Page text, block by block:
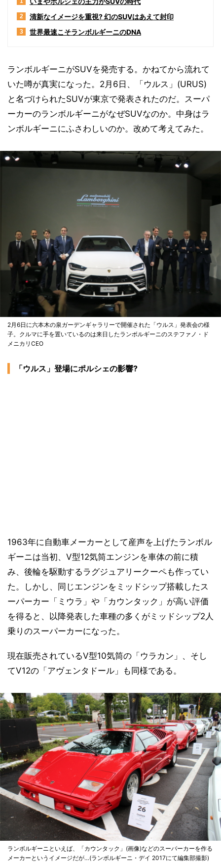
2 清新なイメージを重視? 幻のSUVはあえて封印
3 世界最速こそランボルギーニのDNA
ランボルギーニがSUVを発売する。かねてから流れて
いた噂が真実になった。2月6日、「ウルス」(URUS)
と名づけられたSUVが東京で発表されたのだ。スーパ
ーカーのランボルギーニがなぜSUVなのか。中身はラ
ンボルギーニにふさわしいのか。改めて考えてみた。
2月6日に六本木の泉ガーデンギャラリーで開催された「ウルス」発表会の様
子。クルマに手を置いているのは来日したランボルギーニのステファノ・ド
メニカリCEO
「ウルス」登場にポルシェの影響?
1963年に自動車メーカーとして産声を上げたランボル
ギーニは当初、V型12気筒エンジンを車体の前に積
み、後輪を駆動するラグジュアリークーペも作ってい
た。しかし、同じエンジンをミッドシップ搭載したス
ーパーカー「ミウラ」や「カウンタック」が高い評価
を得ると、以降発表した車種の多くがミッドシップ2人
乗りのスーパーカーになった。
現在販売されているV型10気筒の「ウラカン」、そし
てV12の「アヴェンタドール」も同様である。
ランボルギーニといえば、「カウンタック」(画像)などのスーパーカーを作る
メーカーというイメージだが…(ランボルギーニ・デイ 2017にて編集部撮影)